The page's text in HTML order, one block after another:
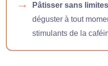
Pâtisser sans
déguster à tout
stimulants de la